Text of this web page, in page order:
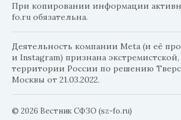
При копировании информации
fo.ru обязательна.
Деятельность компании Meta (и её
и Instagram) признана
территории России по решению
Москвы от 21.03.2022.
© 2026 Вестник СФЗО (sz-fo.ru)